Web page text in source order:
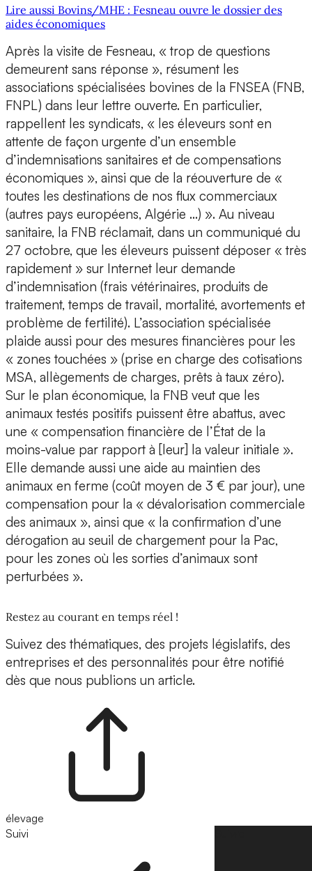
Lire aussi Bovins/MHE : Fesneau ouvre le dossier des
aides économiques
Après la visite de Fesneau, « trop de questions
demeurent sans réponse », résument les
associations spécialisées bovines de la FNSEA (FNB,
FNPL) dans leur lettre ouverte. En particulier,
rappellent les syndicats, « les éleveurs sont en
attente de façon urgente d’un ensemble
d’indemnisations sanitaires et de compensations
économiques », ainsi que de la réouverture de «
toutes les destinations de nos flux commerciaux
(autres pays européens, Algérie ...) ». Au niveau
sanitaire, la FNB réclamait, dans un communiqué du
27 octobre, que les éleveurs puissent déposer « très
rapidement » sur Internet leur demande
d’indemnisation (frais vétérinaires, produits de
traitement, temps de travail, mortalité, avortements et
problème de fertilité). L’association spécialisée
plaide aussi pour des mesures financières pour les
« zones touchées » (prise en charge des cotisations
MSA, allègements de charges, prêts à taux zéro).
Sur le plan économique, la FNB veut que les
animaux testés positifs puissent être abattus, avec
une « compensation financière de l’État de la
moins-value par rapport à [leur] la valeur initiale ».
Elle demande aussi une aide au maintien des
animaux en ferme (coût moyen de 3 € par jour), une
compensation pour la « dévalorisation commerciale
des animaux », ainsi que « la confirmation d’une
dérogation au seuil de chargement pour la Pac,
pour les zones où les sorties d’animaux sont
perturbées ».
Restez au courant en temps réel !
Suivez des thématiques, des projets législatifs, des
entreprises et des personnalités pour être notifié
dès que nous publions un article.
élevage
Suivi